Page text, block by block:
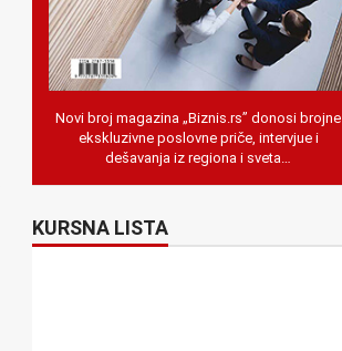
Novi broj magazina „Biznis.rs” donosi brojne
ekskluzivne poslovne priče, intervjue i
dešavanja iz regiona i sveta…
KURSNA LISTA